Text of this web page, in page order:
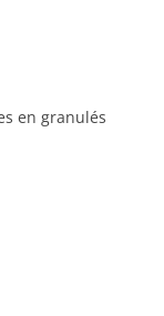
en granulés